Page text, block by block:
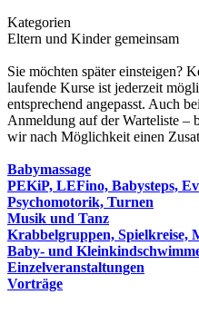
Kategorien
Eltern und Kinder gemeinsam
Sie möchten später einsteigen?
laufende Kurse ist jederzeit
entsprechend angepasst. Auch
Anmeldung auf der Warteliste –
wir nach Möglichkeit einen
Babymassage
PEKiP, LEFino, Babysteps,
Psychomotorik, Turnen
Musik und Tanz
Krabbelgruppen, Spielkreise,
Baby- und
Einzelveranstaltungen
Vorträge